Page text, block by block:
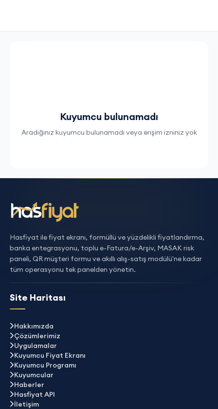
Kuyumcu bulunamadı
Aradığınız kuyumcu bulunamadı veya erişim izniniz yok
Hasfiyat ile fiyat ekranı, formüllü ve yüzdelikli fiyatlandırma,
banka entegrasyonu, toplu e-Fatura/e-Arşiv, MASAK risk
paneli, QR müşteri formu ve akıllı alış-satış modülü'ne kadar
tüm operasyonu tek panelden yönetin.
Site Haritası
Hakkımızda
Çözümlerimiz
Uygulamalar
Kuyumcu Fiyat Ekranı
Kuyumcu Programı
Kuyumcular
Haberler
Hasfiyat API
İletişim